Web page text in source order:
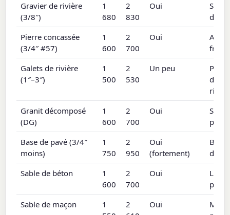
Gravier de rivière
(3/8″)
1
680
2
830
Oui
Pierre concassée
(3/4″ #57)
1
600
2
700
Oui
Galets de rivière
(1″–3″)
1
500
2
530
Un peu
Granit décomposé
(DG)
1
600
2
700
Oui
pavés
Base de pavé (3/4″
moins)
1
750
2
950
Oui
(fortement)
Base
dalles
Sable de béton
1
600
2
700
Oui
Lit
pavés
Sable de maçon
1
2
Oui